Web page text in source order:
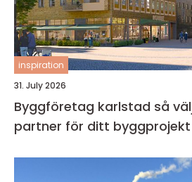
inspiration
31. July 2026
Byggföretag karlstad så väljer du rätt
partner för ditt byggprojekt